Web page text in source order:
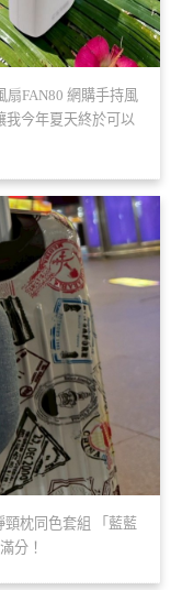
扇FAN80 網購手持風
我今年夏天終於可以
頸枕同色套組 「藍藍
分！